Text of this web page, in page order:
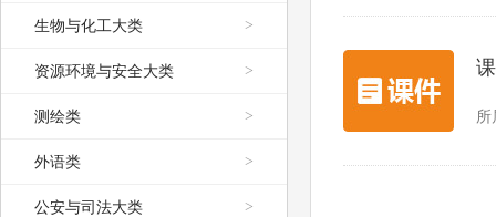
生物与化工大类 >
资源环境与安全大类 >
测绘类 >
外语类 >
公安与司法大类 >
所